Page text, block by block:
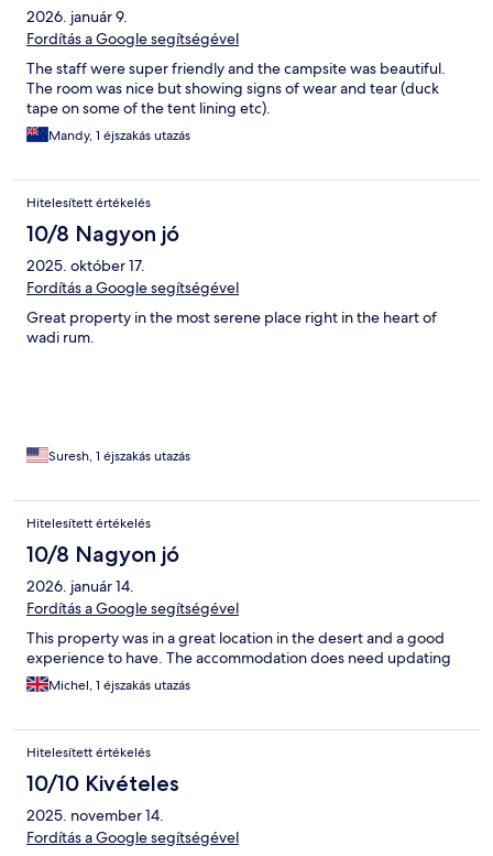
2026. január 9.
Fordítás a Google segítségével
The staff were super friendly and the campsite was beautiful.
The room was nice but showing signs of wear and tear (duck
tape on some of the tent lining etc).
Mandy, 1 éjszakás utazás
Hitelesített értékelés
10/8 Nagyon jó
2025. október 17.
Fordítás a Google segítségével
Great property in the most serene place right in the heart of
wadi rum.
Suresh, 1 éjszakás utazás
Hitelesített értékelés
10/8 Nagyon jó
2026. január 14.
Fordítás a Google segítségével
This property was in a great location in the desert and a good
experience to have. The accommodation does need updating
Michel, 1 éjszakás utazás
Hitelesített értékelés
10/10 Kivételes
2025. november 14.
Fordítás a Google segítségével